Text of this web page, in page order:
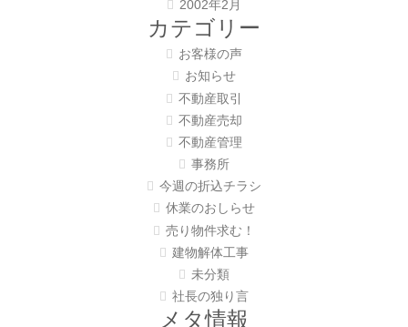
2002年2月
カテゴリー
お客様の声
お知らせ
不動産取引
不動産売却
不動産管理
事務所
今週の折込チラシ
休業のおしらせ
売り物件求む！
建物解体工事
未分類
社長の独り言
メタ情報